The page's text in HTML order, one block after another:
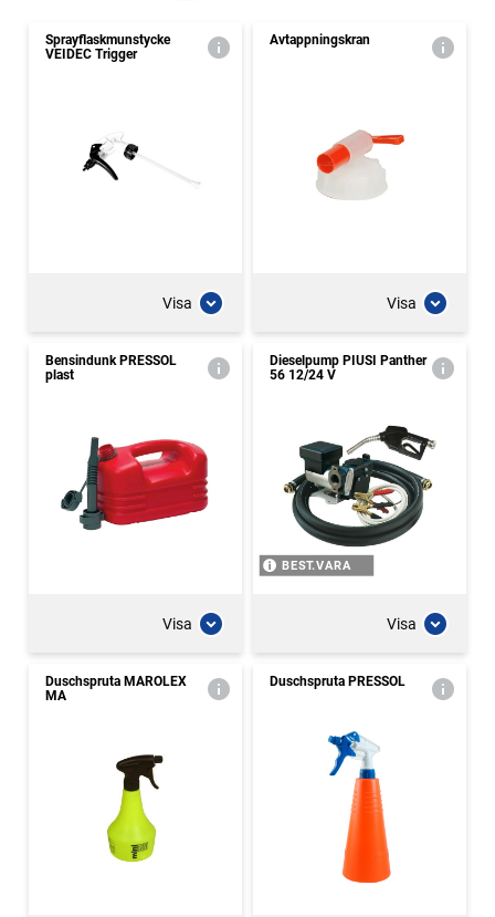
Sprayflaskmunstycke
VEIDEC Trigger
Visa
Avtappningskran
Visa
Bensindunk PRESSOL
plast
Visa
Dieselpump PIUSI Panther
56 12/24 V
BEST.VARA
Visa
Duschspruta MAROLEX
MA
Duschspruta PRESSOL